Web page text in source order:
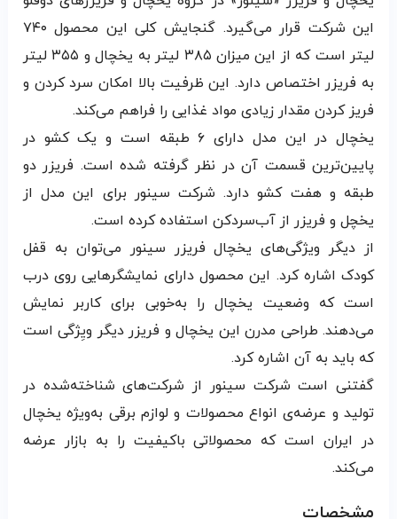
این شرکت قرار می‌گیرد. گنجایش کلی این محصول ۷۴۰
لیتر است که از این میزان ۳۸۵ لیتر به یخچال و ۳۵۵ لیتر
به فریزر اختصاص دارد. این ظرفیت بالا امکان سرد کردن و
فریز کردن مقدار زیادی مواد غذایی را فراهم می‌کند.
یخچال در این مدل دارای ۶ طبقه است و یک کشو در
پایین‌ترین قسمت آن در نظر گرفته شده است. فریزر دو
طبقه‌ و هفت کشو دارد. شرکت سینور برای این مدل از
یخچل و فریزر از آب‌سردکن استفاده کرده است.
از دیگر ویژگی‌های یخچال فریزر سینور می‌توان به قفل
کودک اشاره کرد. این محصول دارای نمایشگرهایی روی درب
است که وضعیت یخچال را به‌خوبی برای کاربر نمایش
می‌دهند. طراحی مدرن این یخچال و فریزر دیگر ویِژگی است
که باید به آن اشاره کرد.
گفتنی است شرکت سینور از شرکت‌های شناخته‌شده در
تولید و عرضه‌ی انواع محصولات و لوازم برقی به‌ویژه یخچال
در ایران است که محصولاتی باکیفیت را به بازار عرضه
می‌کند.
مشخصات